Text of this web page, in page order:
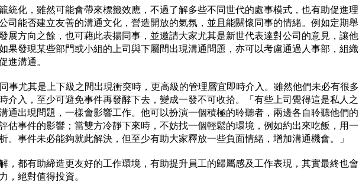
統化，雖然可能會帶來標籤效應，不過了解多些不同世代的處事模式，也有助促進理
司能否建立友善的溝通文化，營造開放的氣氛，並且能關懷同事的情緒。例如定期舉
展方向之餘，也可藉此表揚同事，並邀請大家尤其是新世代表達對公司的意見，讓他
果發現某些部門或小組的上司與下屬間出現溝通問題，亦可以考慮通過人事部，組織
進溝通。
事尤其是上下級之間出現衝突時，更高級的管理層宜即時介入。雖然他們未必有很多
介入，至少可避免事件再發酵下去，變成一發不可收拾。「有些上司覺得這是私人之
通出現問題，一樣會影響工作。他可以扮演一個積極的聆聽者，兩邊各自聆聽他們的
估事件的影響；當雙方冷靜下來時，不妨找一個輕鬆的環境，例如約出來吃飯，用一
。事件未必能夠就此解決，但至少有助大家釋放一些負面情緒，增加溝通機會。」
，都有助締造更友好的工作環境，有助提升員工的歸屬感及工作表現，其實最終也會
，絕對值得投資。